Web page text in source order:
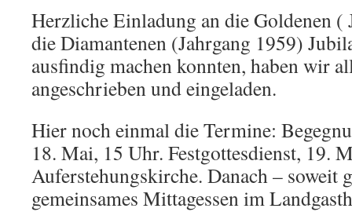
Herzliche Einladung an die Goldenen (
die Diamantenen (Jahrgang 1959)
ausfindig machen konnten, haben wir
angeschrieben und eingeladen.
Hier noch einmal die Termine:
18. Mai, 15 Uhr. Festgottesdienst, 19.
Auferstehungskirche. Danach – soweit
gemeinsames Mittagessen im